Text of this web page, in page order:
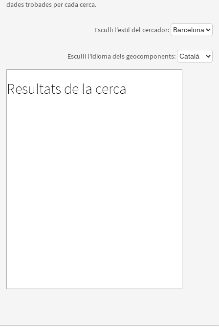
dades trobades per cada cerca.
Esculli l'estil del cercador:
Esculli l'idioma dels geocomponents:
Resultats de la cerca